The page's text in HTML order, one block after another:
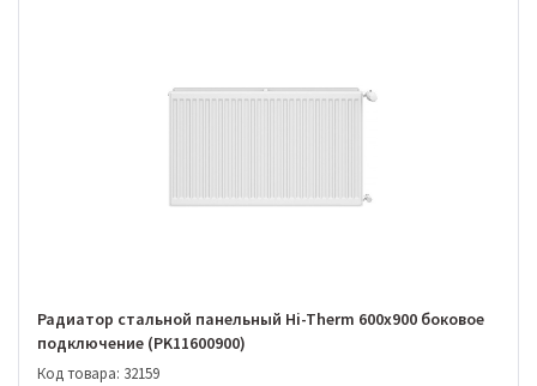
Радиатор стальной панельный Hi-Therm 600х900 боковое
подключение (PK11600900)
Код товара: 32159